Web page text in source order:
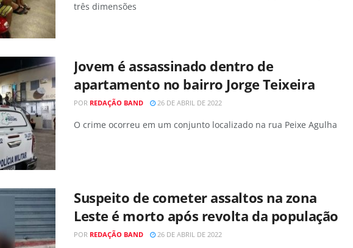
três dimensões
Jovem é assassinado dentro de
apartamento no bairro Jorge Teixeira
POR REDAÇÃO BAND 26 DE ABRIL DE 2022
O crime ocorreu em um conjunto localizado na rua Peixe Agulha
Suspeito de cometer assaltos na zona
Leste é morto após revolta da população
POR REDAÇÃO BAND 26 DE ABRIL DE 2022